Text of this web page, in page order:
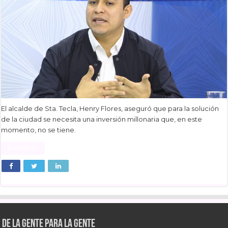
El alcalde de Sta. Tecla, Henry Flores, aseguró que para la solución
de la ciudad se necesita una inversión millonaria que, en este
momento, no se tiene.
De la gente para la gente